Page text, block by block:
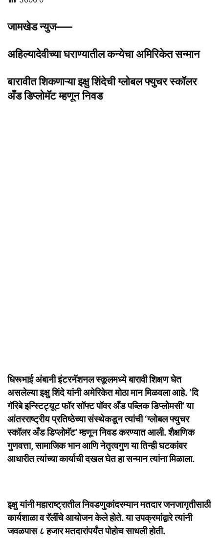
जामखेड न्युज—–
अहिल्यादेवीच्या घराण्यातील कन्येचा अमिरिकेत सन्मान
बारावीत शिकणाऱ्या इक्षु शिंदेची ग्लोबल फ्युचर स्कॉलर
अँड डिप्लोमॅट म्हणून निवड
धिरूभाई अंबानी इंटरनॅशनल स्कूलमध्ये बारावी शिक्षण घेत
असलेल्या इक्षु शिंदे यांनी अमेरिकेत मोठा मान मिळवला आहे. ‘दि
गॅरिबे इन्स्टिट्यूट फॉर सॉफ्ट पॉवर अँड पब्लिक डिप्लोमसी’ या
आंतरराष्ट्रीय प्रतिष्ठेच्या संस्थेकडून त्यांची ‘ग्लोबल फ्युचर
स्कॉलर अँड डिप्लोमॅट’ म्हणून निवड करण्यात आली. शैक्षणिक
गुणवत्ता, सामाजिक भान आणि नेतृत्वगुण या तिन्ही घटकांवर
आधारीत त्यांच्या कार्याची दखल घेत हा सन्मान त्यांना मिळाला.
इक्षु यांनी महाराष्ट्रातील निवडणुकांदरम्यान मतदार जनजागृतीसाठी
कार्यशाळा व रॅलींचे आयोजन केले होते. या उपक्रमांद्वारे त्यांनी
जवळपास ८ हजार मतदारांपर्यंत पोहोच साधली होती.